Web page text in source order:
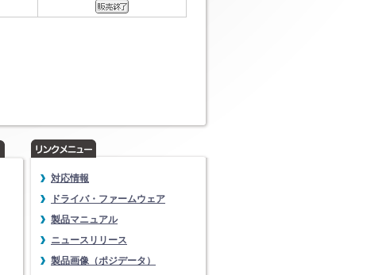
対応情報
ドライバ・ファームウェア
製品マニュアル
ニュースリリース
製品画像（ポジデータ）